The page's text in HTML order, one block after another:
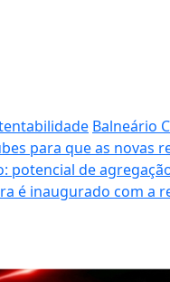
Balneário
para que as novas
potencial de
é inaugurado com a